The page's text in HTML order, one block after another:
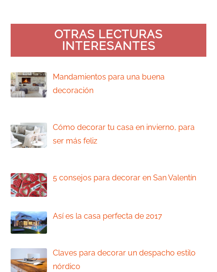
OTRAS LECTURAS
INTERESANTES
Mandamientos para una buena
decoración
Cómo decorar tu casa en invierno, para
ser más feliz
5 consejos para decorar en San Valentín
Así es la casa perfecta de 2017
Claves para decorar un despacho estilo
nórdico